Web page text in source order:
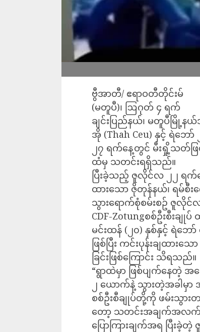
ဗွီအာတီ/ ဧရာဝတီတိုင်းမ်
(မတူပီ)၊ ဩဂုတ် ၄ ရက်
ချင်းပြည်နယ်၊ မတူပီမြို့နယ်
အို (Thah Ceu) နှင့် ရဲဘေ
၂၇ ရက်နေ့တွင် မီးရှို့သတ်ဖြတ်
ထံမှ သတင်းရရှိသည်။
ပြီးခဲ့သည့် ဇူလိုင်လ ၂၂ ရက်
ထားသော ဇိုတုန်နယ်၊ ရမ်စီး
သွားရောက်စုံစမ်းစဥ် ဇူလိုင်
CDF-Zotungစစ်ဦးစီးချု
မင်းထန် (၂၀) နှစ်နှင့် ရဲဘေ
ဖြစ်ပြီး ကင်းပုန်းချထာ
ခြင်းဖြစ်ကြောင်း သိရသည်။
“ရွာထဲမှာ ဖြစ်ပျက်နေတဲ့
၂ ယောက်နဲ့ သွားတဲ့အခါမှ
စစ်ဦးစီချုပ်တို့ကို ဖမ်းသွား
တော့ သတင်းအချက်အလက်
ပြောကြားချက်အရ ပြီ